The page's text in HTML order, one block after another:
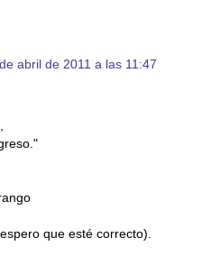
abril de 2011 a las 11:47
que esté correcto).